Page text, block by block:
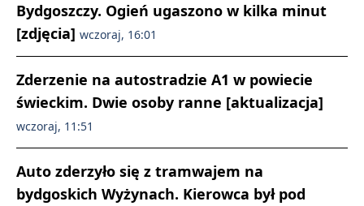
Bydgoszczy. Ogień ugaszono w kilka minut
[zdjęcia] wczoraj, 16:01
Zderzenie na autostradzie A1 w powiecie
świeckim. Dwie osoby ranne [aktualizacja]
wczoraj, 11:51
Auto zderzyło się z tramwajem na
bydgoskich Wyżynach. Kierowca był pod